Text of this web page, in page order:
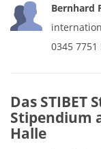
Bernhard
0345 7751
Das STIBET
Stipendium
Halle